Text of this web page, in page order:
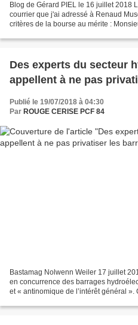
Blog de Gérard PIEL le 16 juillet 2018
courrier que j'ai adressé à Renaud
critères de la bourse au mérite :
Des experts du secteur
appellent à ne pas
Publié le 19/07/2018 à 04:30
Par ROUGE CERISE PCF 84
Bastamag Nolwenn Weiler 17 juillet
en concurrence des barrages
et « antinomique de l’intérêt général ».